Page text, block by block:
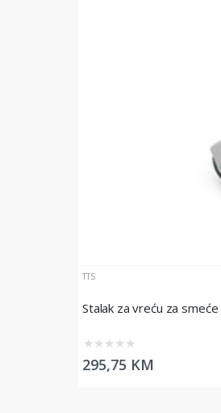
TTS
Stalak za vreću za
★ ★ ★ ★ ★
295,75 KM